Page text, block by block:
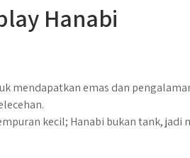
Hanabi
mendapatkan emas dan
kecil; Hanabi bukan tank, jadi